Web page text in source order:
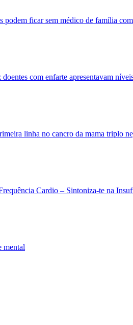
podem ficar sem médico de família
doentes com enfarte apresentavam
linha no cancro da mama triplo
Cardio – Sintoniza-te na
mental